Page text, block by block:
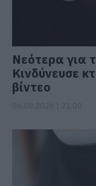
Νεότερα για
Κινδύνευσε
βίντεο